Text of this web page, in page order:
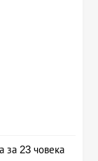
за 23 човека